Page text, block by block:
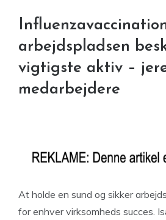
arbejdspladsen
vigtigste aktiv –
medarbejdere
At holde en sund og sikker
for enhver virksomheds succes.